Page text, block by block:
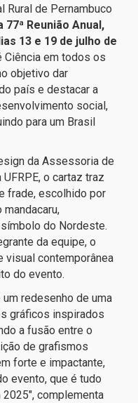
Rural de Pernambuco
77ª Reunião Anual,
13 e 19 de julho de
Ciência em todos os
objetivo dar
país e destacar a
social,
para um Brasil
da Assessoria de
o cartaz traz
frade, escolhido por
do Nordeste.
da equipe, o
visual contemporânea
do evento.
redesenho de uma
gráficos inspirados
a fusão entre o
de grafismos
forte e impactante,
evento, que é tudo
complementa